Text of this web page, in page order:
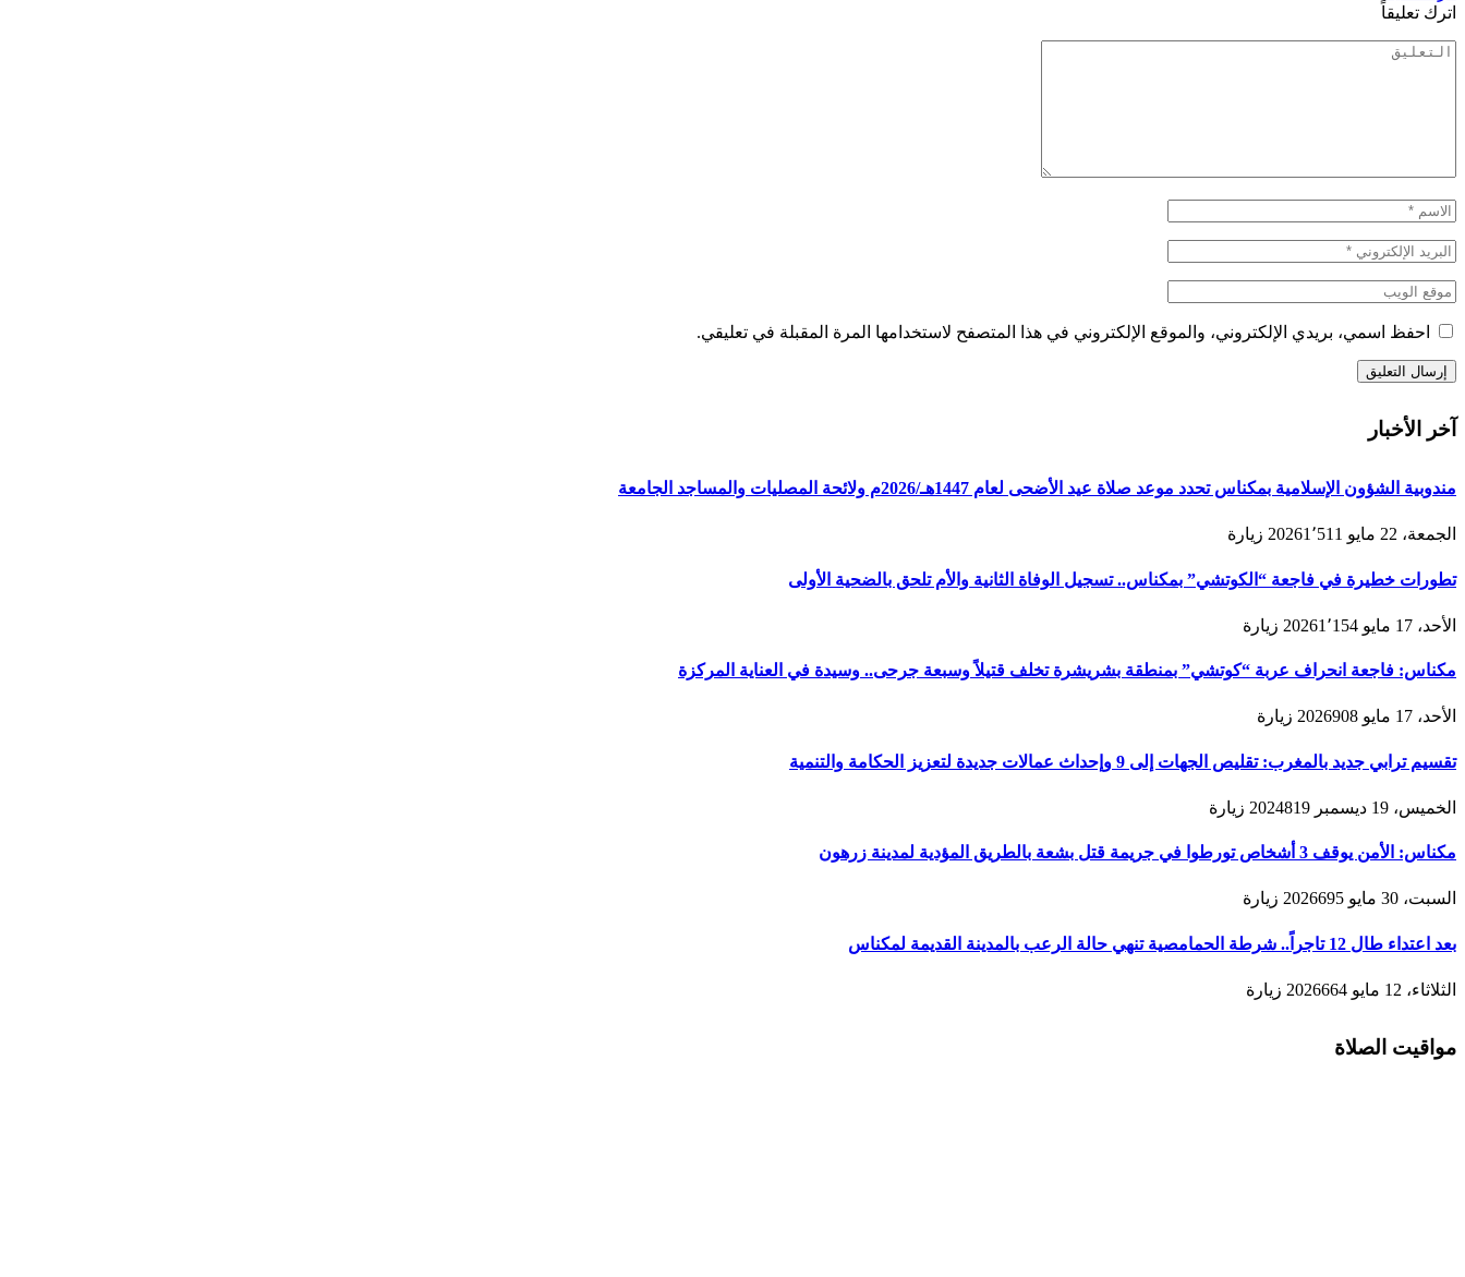
اترك تعليقاً
احفظ اسمي، بريدي الإلكتروني، والموقع الإلكتروني في هذا المتصفح لاستخدامها المرة المقبلة في تعليقي.
آخر الأخبار
مندوبية الشؤون الإسلامية بمكناس تحدد موعد صلاة عيد الأضحى لعام 1447هـ/2026م ولائحة المصليات والمساجد الجامعة
الجمعة، 22 مايو 2026 1٬511 زيارة
تطورات خطيرة في فاجعة “الكوتشي” بمكناس.. تسجيل الوفاة الثانية والأم تلحق بالضحية الأولى
الأحد، 17 مايو 2026 1٬154 زيارة
مكناس: فاجعة انحراف عربة “كوتشي” بمنطقة بشريشرة تخلف قتيلاً وسبعة جرحى.. وسيدة في العناية المركزة
الأحد، 17 مايو 2026 908 زيارة
تقسيم ترابي جديد بالمغرب: تقليص الجهات إلى 9 وإحداث عمالات جديدة لتعزيز الحكامة والتنمية
الخميس، 19 ديسمبر 2024 819 زيارة
مكناس: الأمن يوقف 3 أشخاص تورطوا في جريمة قتل بشعة بالطريق المؤدية لمدينة زرهون
السبت، 30 مايو 2026 695 زيارة
بعد اعتداء طال 12 تاجراً.. شرطة الحمامصية تنهي حالة الرعب بالمدينة القديمة لمكناس
الثلاثاء، 12 مايو 2026 664 زيارة
مواقيت الصلاة